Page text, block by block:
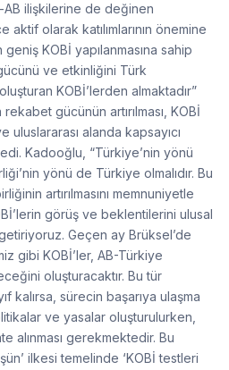
ilişkilerine de değinen
olarak katılımlarının önemine
KOBİ yapılanmasına sahip
ve etkinliğini Türk
KOBİ’lerden almaktadır”
gücünün artırılması, KOBİ
uluslararası alanda kapsayıcı
Kadooğlu, “Türkiye’nin yönü
yönü de Türkiye olmalıdır. Bu
artırılmasını memnuniyetle
görüş ve beklentilerini ulusal
Geçen ay Brüksel’de
gibi KOBİ’ler, AB-Türkiye
oluşturacaktır. Bu tür
kalırsa, sürecin başarıya ulaşma
ve yasalar oluşturulurken,
alınması gerekmektedir. Bu
ilkesi temelinde ‘KOBİ testleri